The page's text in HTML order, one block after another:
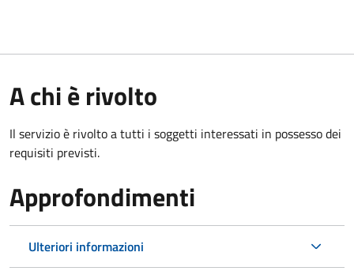
A chi è rivolto
Il servizio è rivolto a tutti i soggetti interessati in possesso dei
requisiti previsti.
Approfondimenti
Ulteriori informazioni